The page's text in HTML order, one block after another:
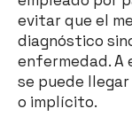
evitar que el
diagnóstico
enfermedad.
se puede
o implícito.